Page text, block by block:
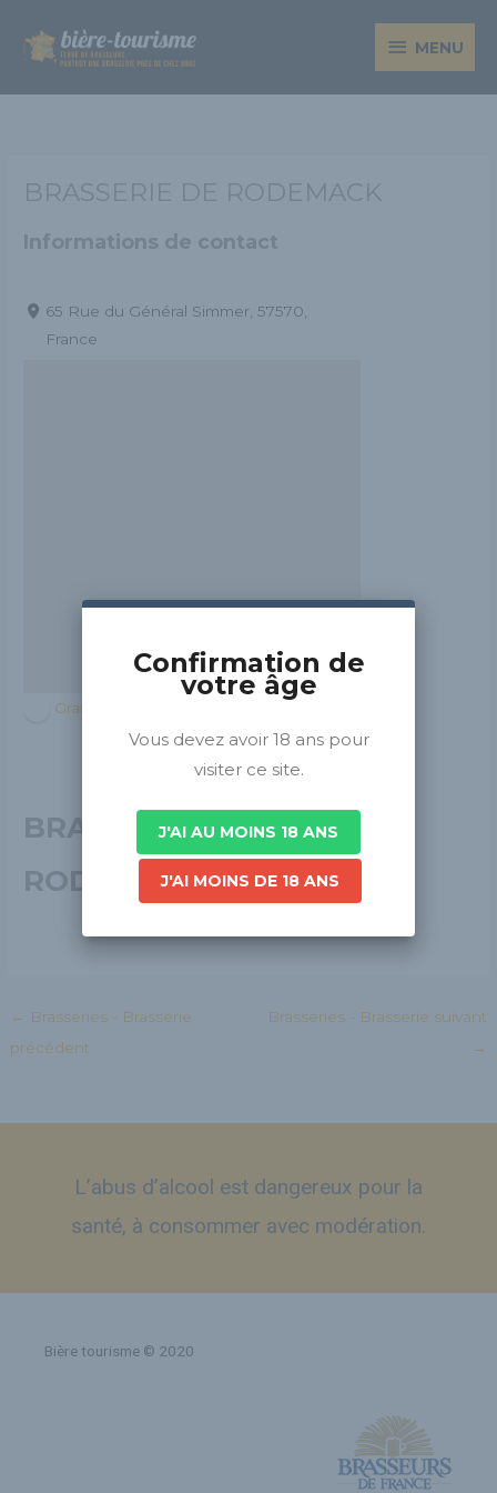
contenu
MENU
MENU
BRASSERIE DE RODEMACK
Informations de contact
65 Rue du Général Simmer, 57570,
France
Grand Est
BRASSERIE DE
RODEMACK
← Brasseries - Brasserie
précédent
Brasseries - Brasserie suivant
→
L’abus d’alcool est dangereux pour la
santé, à consommer avec modération.
Bière tourisme © 2020
Confirmation de
votre âge
Vous devez avoir 18 ans pour
visiter ce site.
J'AI AU MOINS 18 ANS
J'AI MOINS DE 18 ANS